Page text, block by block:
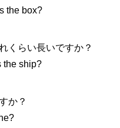
the box?
くらい長いですか？
the ship?
か？